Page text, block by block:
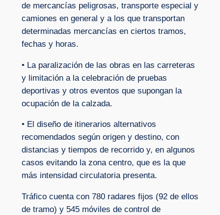
de mercancías peligrosas, transporte especial y
camiones en general y a los que transportan
determinadas mercancías en ciertos tramos,
fechas y horas.
• La paralización de las obras en las carreteras
y limitación a la celebración de pruebas
deportivas y otros eventos que supongan la
ocupación de la calzada.
• El diseño de itinerarios alternativos
recomendados según origen y destino, con
distancias y tiempos de recorrido y, en algunos
casos evitando la zona centro, que es la que
más intensidad circulatoria presenta.
Tráfico cuenta con 780 radares fijos (92 de ellos
de tramo) y 545 móviles de control de